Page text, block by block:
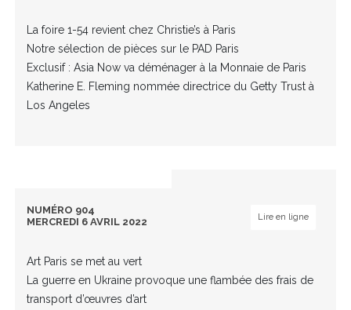
La foire 1-54 revient chez Christie’s à Paris
Notre sélection de pièces sur le PAD Paris
Exclusif : Asia Now va déménager à la Monnaie de Paris
Katherine E. Fleming nommée directrice du Getty Trust à
Los Angeles
NUMÉRO 904
MERCREDI 6 AVRIL 2022
Lire en ligne
Art Paris se met au vert
La guerre en Ukraine provoque une flambée des frais de
transport d’œuvres d’art